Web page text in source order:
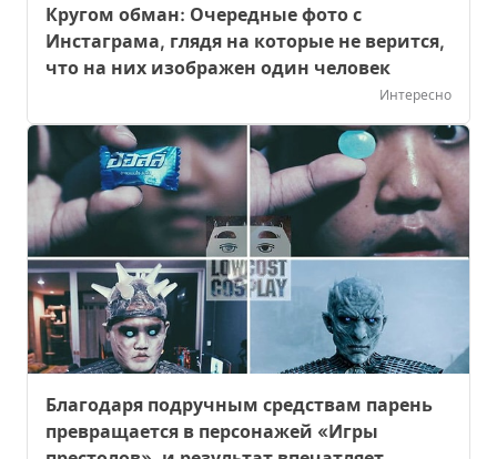
Кругом обман: Очередные фото с
Инстаграма, глядя на которые не верится,
что на них изображен один человек
Интересно
Благодаря подручным средствам парень
превращается в персонажей «Игры